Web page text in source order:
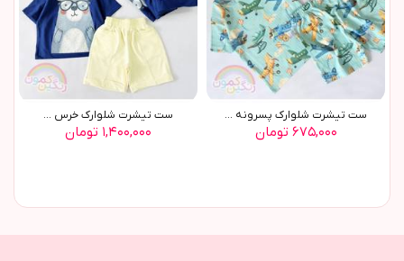
ست تیشرت شلوارک پسرونه ...
۶۷۵,۰۰۰ تومان
ست تیشرت شلوارک خرس ...
۱,۴۰۰,۰۰۰ تومان